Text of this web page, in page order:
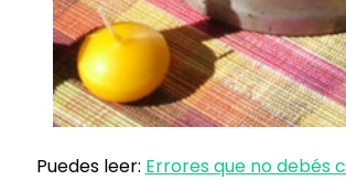
Puedes leer: Errores que no debés